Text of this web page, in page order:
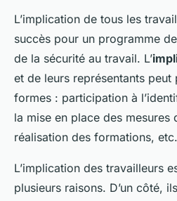
L’implication de tous les
succès pour un programme
de la sécurité au travail. L’
et de leurs représentants peut
formes : participation à
la mise en place des mesures
réalisation des formations, etc.
L’implication des travailleurs
plusieurs raisons. D’un côté,